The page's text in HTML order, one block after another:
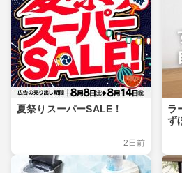
夏祭りスーパーSALE！
2日前
ラ
ず